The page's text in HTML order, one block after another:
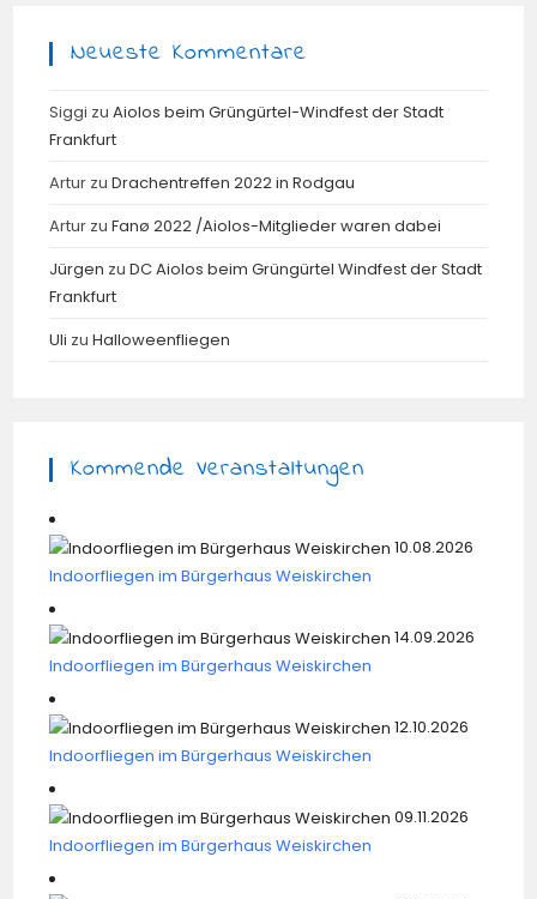
Neueste Kommentare
Siggi zuAiolos beim Grüngürtel-Windfest der Stadt
Frankfurt
Artur zuDrachentreffen 2022 in Rodgau
Artur zuFanø 2022 /Aiolos-Mitglieder waren dabei
Jürgen zuDC Aiolos beim Grüngürtel Windfest der Stadt
Frankfurt
Uli zuHalloweenfliegen
Kommende Veranstaltungen
10.08.2026
Indoorfliegen im Bürgerhaus Weiskirchen
14.09.2026
Indoorfliegen im Bürgerhaus Weiskirchen
12.10.2026
Indoorfliegen im Bürgerhaus Weiskirchen
09.11.2026
Indoorfliegen im Bürgerhaus Weiskirchen